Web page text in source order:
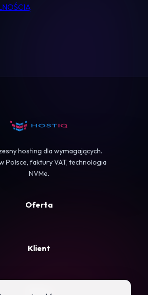
Kontakt
hosting dla wymagających.
Polsce, faktury VAT, technologia
NVMe.
Oferta
Klient
Firma